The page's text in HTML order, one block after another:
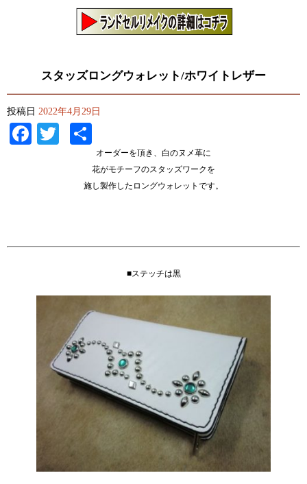
スタッズロングウォレット/ホワイトレザー
投稿日 2022年4月29日
Facebook
Twitter
有
オーダーを頂き、白のヌメ革に
花がモチーフのスタッズワークを
施し製作したロングウォレットです。
■ステッチは黒